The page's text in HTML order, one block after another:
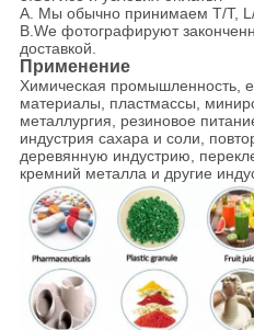
A. Мы обычно принимаем T/T,
B.We фотографируют
доставкой.
Применение
Химическая промышленность,
материалы, пластмассы,
металлургия, резиновое
индустрия сахара и соли,
деревянную индустрию,
кремний металла и другие